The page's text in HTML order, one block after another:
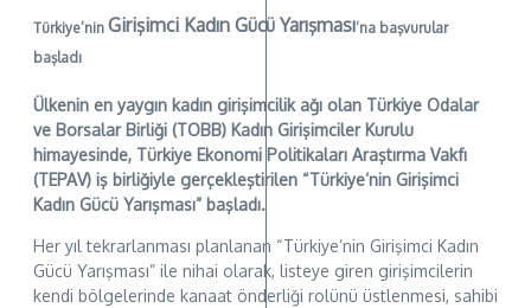
Türkiye’nin Girişimci Kadın Gücü Yarışması‘na başvurular
başladı
Ülkenin en yaygın kadın girişimcilik ağı olan Türkiye Odalar
ve Borsalar Birliği (TOBB) Kadın Girişimciler Kurulu
himayesinde, Türkiye Ekonomi Politikaları Araştırma Vakfı
(TEPAV) iş birliğiyle gerçekleştirilen “Türkiye’nin Girişimci
Kadın Gücü Yarışması” başladı.
Her yıl tekrarlanması planlanan “Türkiye’nin Girişimci Kadın
Gücü Yarışması” ile nihai olarak, listeye giren girişimcilerin
kendi bölgelerinde kanaat önderliği rolünü üstlenmesi, sahibi